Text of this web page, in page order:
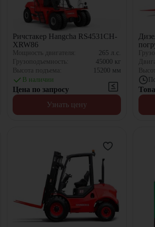
Ричстакер Hangcha RS4531CH-
XRW86
Мощность двигателя: 265 л.с.
Грузоподъемность:
45000 кг
Высота подъема:
15200 мм
В наличии
Цена по запросу
Узнать цену